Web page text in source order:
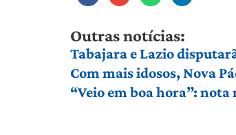
Outras notícias:
Tabajara e Lazio
Com mais idosos, Nova
“Veio em boa hora”: